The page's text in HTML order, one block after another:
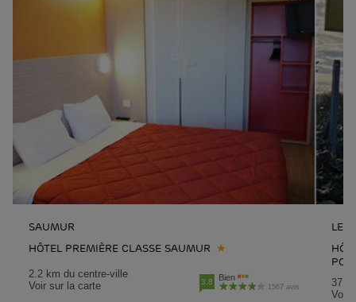
SAUMUR
HÔTEL PREMIÈRE CLASSE SAUMUR
2.2 km du centre-ville
Voir sur la carte
3.8 Bien
1567 avis
LES
37.9
Voir